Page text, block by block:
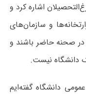
اشاره کرد و
و سازمان‌های
صحنه حاضر باشند و
دانشگاه نیست.
دانشگاه گفته‌ایم